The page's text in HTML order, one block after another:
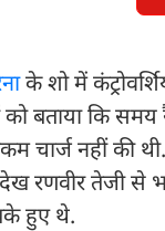
के शो में
को बताया कि
चार्ज नहीं
रणवीर तेजी
हुए थे.